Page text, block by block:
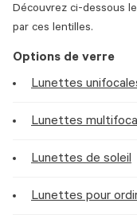
Découvrez ci-dessous
par ces lentilles.
Options de verre
Lunettes
Lunettes
Lunettes de soleil
Lunettes pour